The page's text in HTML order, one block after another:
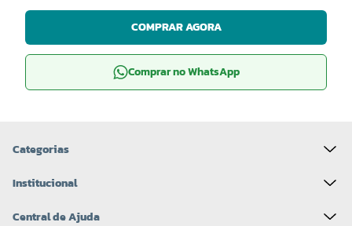
COMPRAR AGORA
Comprar no WhatsApp
Categorias
Institucional
Central de Ajuda